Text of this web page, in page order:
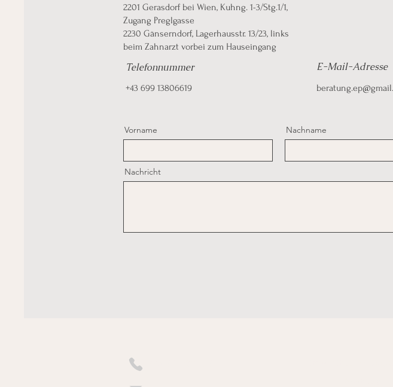
2201 Gerasdorf bei Wien, Kuhng. 1-3/Stg.1/1,
Zugang Preglgasse
2230 Gänserndorf, Lagerhausstr. 13/23, links
beim Zahnarzt vorbei zum Hauseingang
Telefonnummer
+43 699 13806619
E-Mail-Adresse
Vorname Nachname
Nachricht